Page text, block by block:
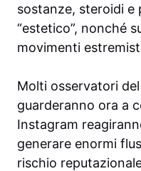
sostanze, steroidi e
“estetico”, nonché
movimenti
Molti osservatori
guarderanno ora a
Instagram
generare enormi
rischio